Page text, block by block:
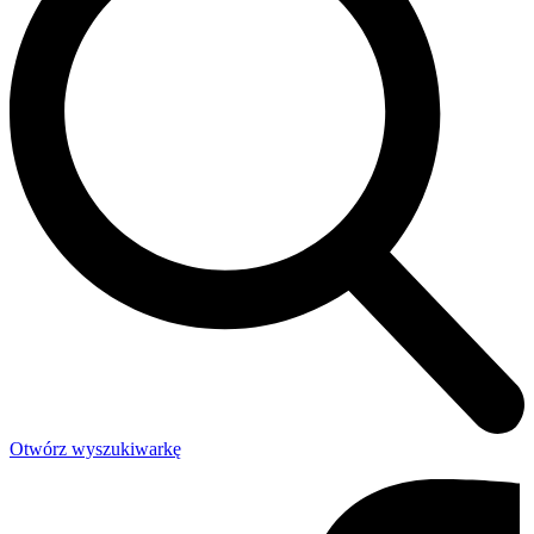
Otwórz wyszukiwarkę